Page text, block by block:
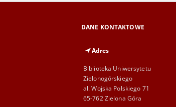
DANE KONTAKTOWE
Adres
Biblioteka Uniwersytetu
Zielonogórskiego
al. Wojska Polskiego 71
65-762 Zielona Góra